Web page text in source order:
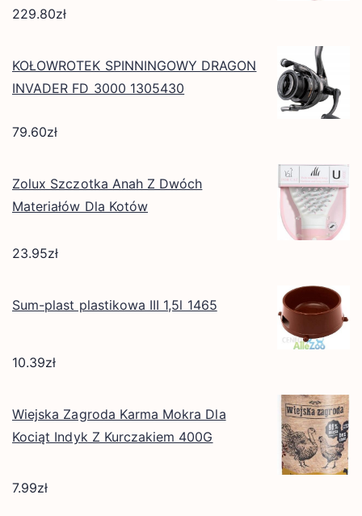
229.80zł
KOŁOWROTEK SPINNINGOWY DRAGON
INVADER FD 3000 1305430
79.60zł
Zolux Szczotka Anah Z Dwóch
Materiałów Dla Kotów
23.95zł
Sum-plast plastikowa III 1,5l 1465
10.39zł
Wiejska Zagroda Karma Mokra Dla
Kociąt Indyk Z Kurczakiem 400G
7.99zł